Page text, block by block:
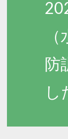
防
し